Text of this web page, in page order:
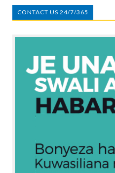
CONTACT US 24/7/365